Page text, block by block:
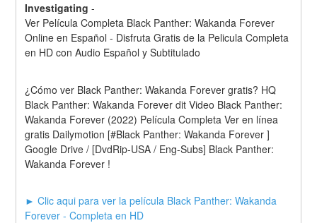
Investigating -
Ver Película Completa Black Panther: Wakanda Forever
Online en Español - Disfruta Gratis de la Pelicula Completa
en HD con Audio Español y Subtitulado
¿Cómo ver Black Panther: Wakanda Forever gratis? HQ
Black Panther: Wakanda Forever dit Video Black Panther:
Wakanda Forever (2022) Película Completa Ver en línea
gratis Dailymotion [#Black Panther: Wakanda Forever ]
Google Drive / [DvdRip-USA / Eng-Subs] Black Panther:
Wakanda Forever !
► Clic aqui para ver la película Black Panther: Wakanda
Forever - Completa en HD